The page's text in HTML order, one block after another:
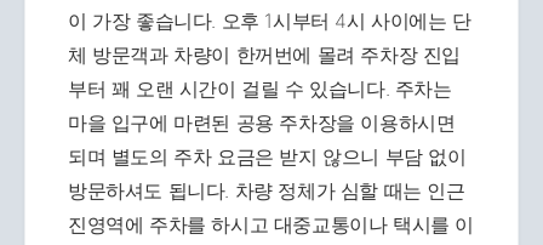
이 가장 좋습니다. 오후 1시부터 4시 사이에는 단
체 방문객과 차량이 한꺼번에 몰려 주차장 진입
부터 꽤 오랜 시간이 걸릴 수 있습니다. 주차는
마을 입구에 마련된 공용 주차장을 이용하시면
되며 별도의 주차 요금은 받지 않으니 부담 없이
방문하셔도 됩니다. 차량 정체가 심할 때는 인근
진영역에 주차를 하시고 대중교통이나 택시를 이